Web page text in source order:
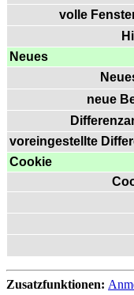
volle
Neues
neue
voreingestellte
Cookie
Zusatzfunktionen: